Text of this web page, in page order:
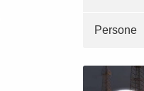
Persone